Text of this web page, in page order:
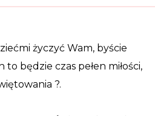
życzyć Wam, byście
to będzie czas pełen miłości,
?.